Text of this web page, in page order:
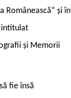
Românească“ și în
intitulat
și Memorii
fie însă